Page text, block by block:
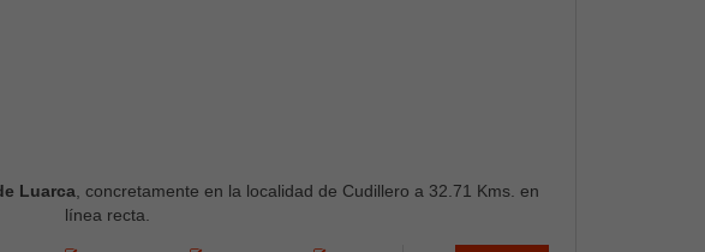
Luarca , concretamente en la localidad de Cudillero a 32.71 Kms. en
línea recta.